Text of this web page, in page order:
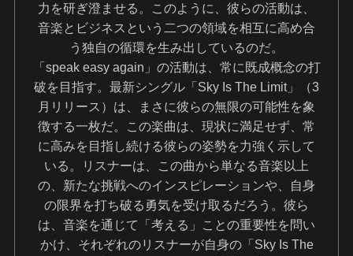
力を研ぎ澄ませる。このように、彼らの活動は、
音楽とビジネスという二つの領域を相互に高め合
う独自の循環を生み出しているのだ。
「speak easy again」の活動は、常に既成概念の打
破を目指す。最新シングル「Sky Is The Limit」（3
月リリース）は、まさに彼らの無限の可能性を象
徴する一枚だ。この楽曲は、現状に満足せず、常
に高みを目指し続ける彼らの姿勢を力強く示して
いる。リスナーは、この曲から単なる音楽以上
の、新たな挑戦へのインスピレーションや、自身
の限界を打ち破る勇気を受け取るだろう。彼ら
は、音楽を通じて「考える」ことの重要性を問い
かけ、それぞれのリスナーが自身の「Sky Is The